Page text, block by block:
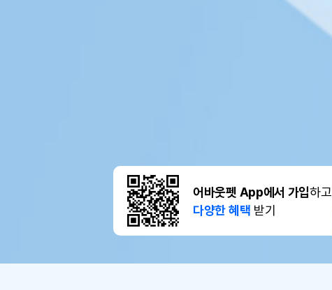
어바웃펫 App에서 가입하고
다양한 혜택 받기